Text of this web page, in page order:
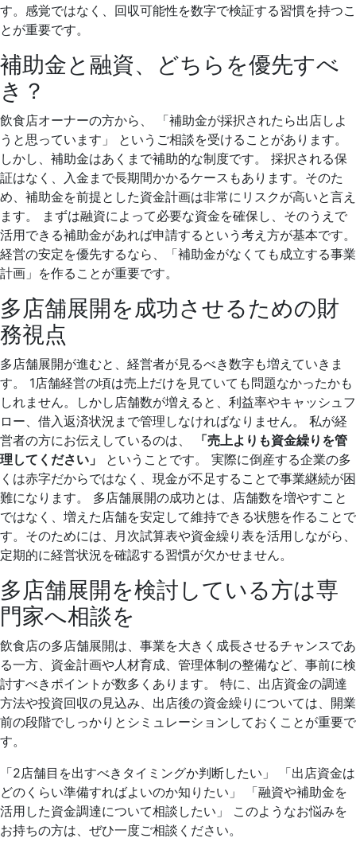
す。感覚ではなく、回収可能性を数字で検証する習慣を持つこ
とが重要です。
補助金と融資、どちらを優先すべ
き？
飲食店オーナーの方から、 「補助金が採択されたら出店しよ
うと思っています」 というご相談を受けることがあります。
しかし、補助金はあくまで補助的な制度です。 採択される保
証はなく、入金まで長期間かかるケースもあります。そのた
め、補助金を前提とした資金計画は非常にリスクが高いと言え
ます。 まずは融資によって必要な資金を確保し、そのうえで
活用できる補助金があれば申請するという考え方が基本です。
経営の安定を優先するなら、「補助金がなくても成立する事業
計画」を作ることが重要です。
多店舗展開を成功させるための財
務視点
多店舗展開が進むと、経営者が見るべき数字も増えていきま
す。 1店舗経営の頃は売上だけを見ていても問題なかったかも
しれません。しかし店舗数が増えると、利益率やキャッシュフ
ロー、借入返済状況まで管理しなければなりません。 私が経
営者の方にお伝えしているのは、
「売上よりも資金繰りを管
理してください」
ということです。 実際に倒産する企業の多
くは赤字だからではなく、現金が不足することで事業継続が困
難になります。 多店舗展開の成功とは、店舗数を増やすこと
ではなく、増えた店舗を安定して維持できる状態を作ることで
す。そのためには、月次試算表や資金繰り表を活用しながら、
定期的に経営状況を確認する習慣が欠かせません。
多店舗展開を検討している方は専
門家へ相談を
飲食店の多店舗展開は、事業を大きく成長させるチャンスであ
る一方、資金計画や人材育成、管理体制の整備など、事前に検
討すべきポイントが数多くあります。 特に、出店資金の調達
方法や投資回収の見込み、出店後の資金繰りについては、開業
前の段階でしっかりとシミュレーションしておくことが重要で
す。
「2店舗目を出すべきタイミングか判断したい」 「出店資金は
どのくらい準備すればよいのか知りたい」 「融資や補助金を
活用した資金調達について相談したい」 このようなお悩みを
お持ちの方は、ぜひ一度ご相談ください。